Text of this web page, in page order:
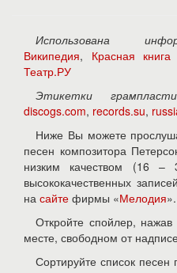
Использована
Википедия, Красная
Театр.РУ
Этикетки
discogs.com, records.su,
Ниже Вы можете
песен композитора
низким качеством (16 –
высококачественных
на сайте фирмы «Мелодия».
Откройте спойлер, нажав
месте, свободном от
Сортируйте список